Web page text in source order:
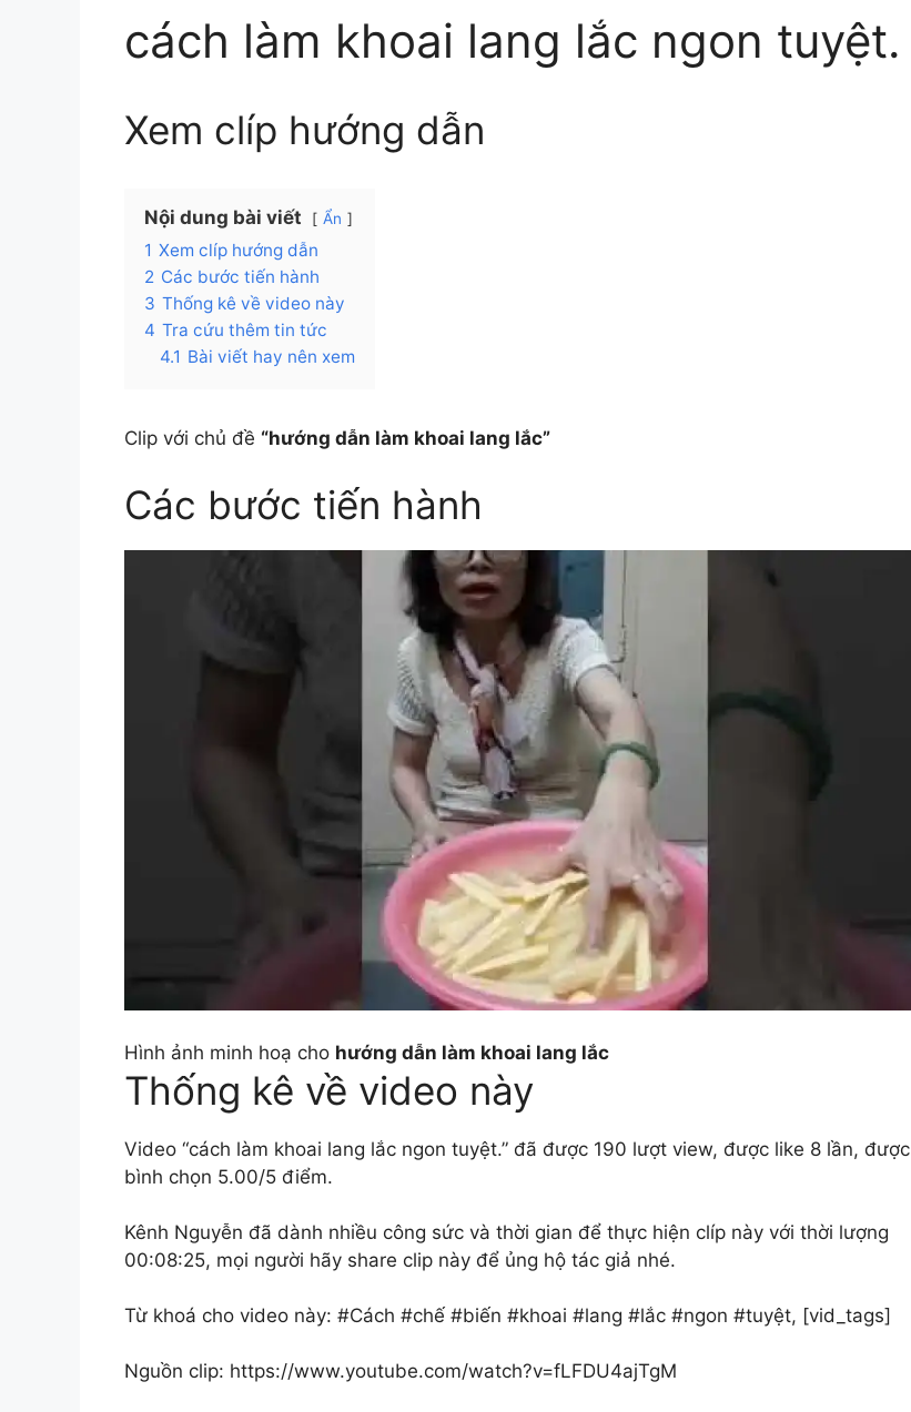
cách làm khoai lang lắc ngon tuyệt.
Xem clíp hướng dẫn
Nội dung bài viết Ẩn
1 Xem clíp hướng dẫn
2 Các bước tiến hành
3 Thống kê về video này
4 Tra cứu thêm tin tức
4.1 Bài viết hay nên xem
Clip với chủ đề “hướng dẫn làm khoai lang lắc”
Các bước tiến hành
Hình ảnh minh hoạ cho hướng dẫn làm khoai lang lắc
Thống kê về video này
Video “cách làm khoai lang lắc ngon tuyệt.” đã được 190 lượt view, được like 8 lần, được
bình chọn 5.00/5 điểm.
Kênh Nguyễn đã dành nhiều công sức và thời gian để thực hiện clíp này với thời lượng
00:08:25, mọi người hãy share clip này để ủng hộ tác giả nhé.
Từ khoá cho video này: #Cách #chế #biến #khoai #lang #lắc #ngon #tuyệt, [vid_tags]
Nguồn clip: https://www.youtube.com/watch?v=fLFDU4ajTgM